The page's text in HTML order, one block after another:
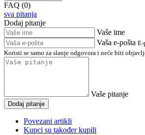
FAQ (0)
sva pitanja
Dodaj pitanje
Vaše ime
Vaša e-pošta E-
Koristi se samo za slanje odgovora i neće biti
Vaše pitanje
Dodaj pitanje
Povezani artikli
Kupci su također kupili